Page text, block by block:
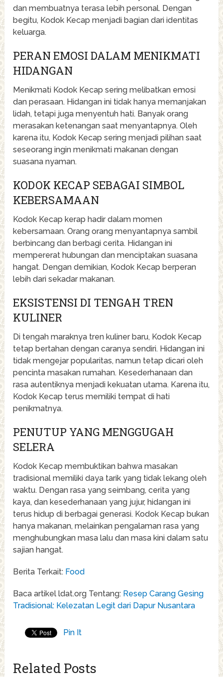
dan membuatnya terasa lebih personal. Dengan
begitu, Kodok Kecap menjadi bagian dari identitas
keluarga.
PERAN EMOSI DALAM MENIKMATI
HIDANGAN
Menikmati Kodok Kecap sering melibatkan emosi
dan perasaan. Hidangan ini tidak hanya memanjakan
lidah, tetapi juga menyentuh hati. Banyak orang
merasakan ketenangan saat menyantapnya. Oleh
karena itu, Kodok Kecap sering menjadi pilihan saat
seseorang ingin menikmati makanan dengan
suasana nyaman.
KODOK KECAP SEBAGAI SIMBOL
KEBERSAMAAN
Kodok Kecap kerap hadir dalam momen
kebersamaan. Orang orang menyantapnya sambil
berbincang dan berbagi cerita. Hidangan ini
mempererat hubungan dan menciptakan suasana
hangat. Dengan demikian, Kodok Kecap berperan
lebih dari sekadar makanan.
EKSISTENSI DI TENGAH TREN
KULINER
Di tengah maraknya tren kuliner baru, Kodok Kecap
tetap bertahan dengan caranya sendiri. Hidangan ini
tidak mengejar popularitas, namun tetap dicari oleh
pencinta masakan rumahan. Kesederhanaan dan
rasa autentiknya menjadi kekuatan utama. Karena itu,
Kodok Kecap terus memiliki tempat di hati
penikmatnya.
PENUTUP YANG MENGGUGAH
SELERA
Kodok Kecap membuktikan bahwa masakan
tradisional memiliki daya tarik yang tidak lekang oleh
waktu. Dengan rasa yang seimbang, cerita yang
kaya, dan kesederhanaan yang jujur, hidangan ini
terus hidup di berbagai generasi. Kodok Kecap bukan
hanya makanan, melainkan pengalaman rasa yang
menghubungkan masa lalu dan masa kini dalam satu
sajian hangat.
Berita Terkait: Food
Baca artikel ldat.org Tentang: Resep Carang Gesing
Tradisional: Kelezatan Legit dari Dapur Nusantara
Pin It
Related Posts